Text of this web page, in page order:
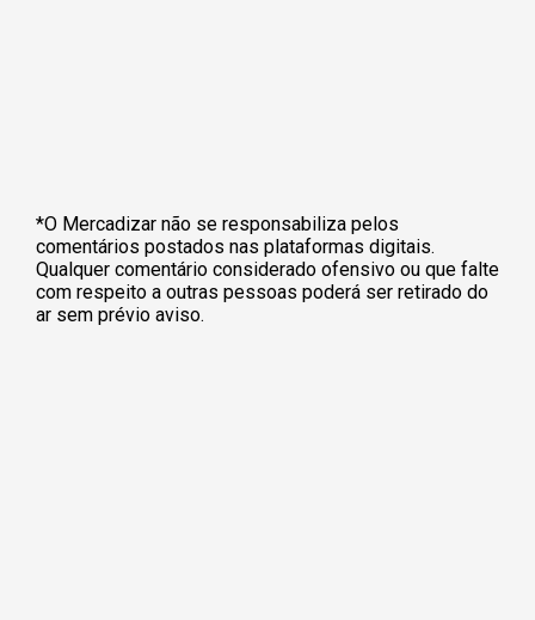
*O Mercadizar não se responsabiliza pelos
comentários postados nas plataformas digitais.
Qualquer comentário considerado ofensivo ou que falte
com respeito a outras pessoas poderá ser retirado do
ar sem prévio aviso.